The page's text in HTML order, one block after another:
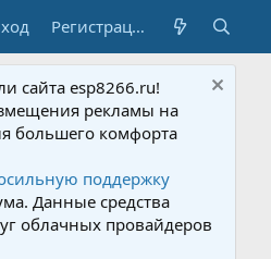
Регистрация
сайта esp8266.ru!
рекламы на
большего комфорта
поддержку
Данные средства
облачных провайдеров